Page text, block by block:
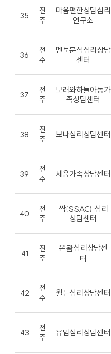
35
전
주
마음편한상담심리
연구소
36
전
주
멘토분석심리상담
센터
37
전
주
모래와하늘아동가
족상담센터
38
전
주
보나심리상담센터
39
전
주
세움가족상담센터
40
전
주
싹(SSAC) 심리
상담센터
41
전
주
온뫔심리상담센
터
42
전
주
월든심리상담센터
43
전
주
유엠심리상담센터